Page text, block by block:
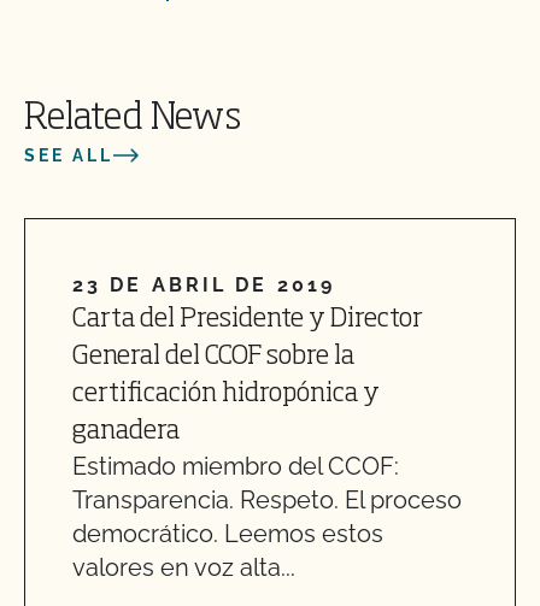
Related News
SEE ALL
23 DE ABRIL DE 2019
Carta del Presidente y Director
General del CCOF sobre la
certificación hidropónica y
ganadera
Estimado miembro del CCOF:
Transparencia. Respeto. El proceso
democrático. Leemos estos
valores en voz alta...